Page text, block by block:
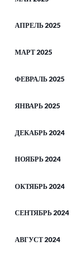
АПРЕЛЬ 2025
МАРТ 2025
ФЕВРАЛЬ 2025
ЯНВАРЬ 2025
ДЕКАБРЬ 2024
НОЯБРЬ 2024
ОКТЯБРЬ 2024
СЕНТЯБРЬ 2024
АВГУСТ 2024